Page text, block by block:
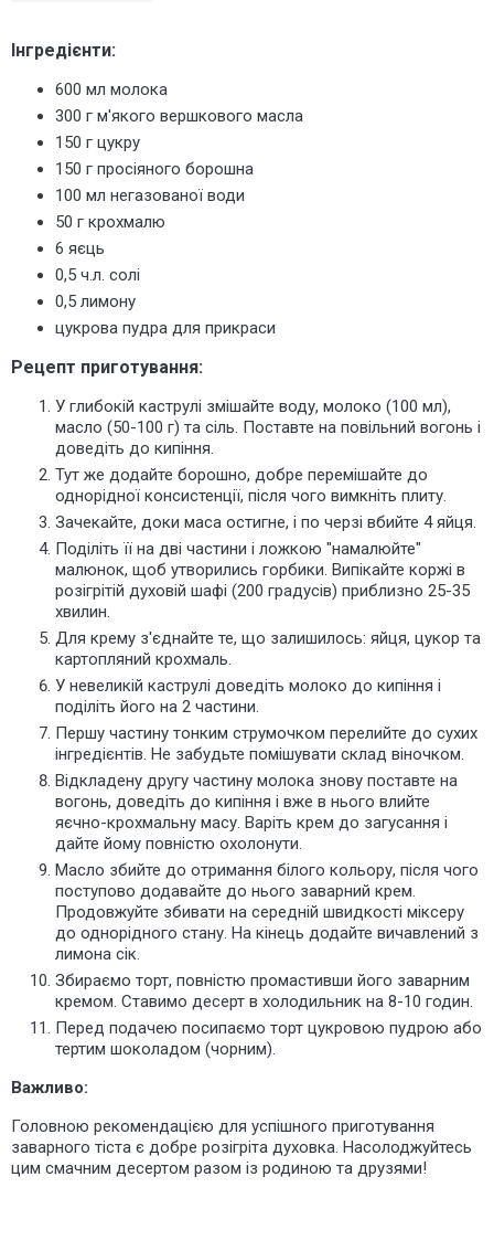
Інгредієнти:
600 мл молока
300 г м'якого вершкового масла
150 г цукру
150 г просіяного борошна
100 мл негазованої води
50 г крохмалю
6 яєць
0,5 ч.л. солі
0,5 лимону
цукрова пудра для прикраси
Рецепт приготування:
У глибокій каструлі змішайте воду, молоко (100 мл),
масло (50-100 г) та сіль. Поставте на повільний вогонь і
доведіть до кипіння.
Тут же додайте борошно, добре перемішайте до
однорідної консистенції, після чого вимкніть плиту.
Зачекайте, доки маса остигне, і по черзі вбийте 4 яйця.
Поділіть її на дві частини і ложкою "намалюйте"
малюнок, щоб утворились горбики. Випікайте коржі в
розігрітій духовій шафі (200 градусів) приблизно 25-35
хвилин.
Для крему з'єднайте те, що залишилось: яйця, цукор та
картопляний крохмаль.
У невеликій каструлі доведіть молоко до кипіння і
поділіть його на 2 частини.
Першу частину тонким струмочком перелийте до сухих
інгредієнтів. Не забудьте помішувати склад віночком.
Відкладену другу частину молока знову поставте на
вогонь, доведіть до кипіння і вже в нього влийте
яєчно-крохмальну масу. Варіть крем до загусання і
дайте йому повністю охолонути.
Масло збийте до отримання білого кольору, після чого
поступово додавайте до нього заварний крем.
Продовжуйте збивати на середній швидкості міксеру
до однорідного стану. На кінець додайте вичавлений з
лимона сік.
Збираємо торт, повністю промастивши його заварним
кремом. Ставимо десерт в холодильник на 8-10 годин.
Перед подачею посипаємо торт цукровою пудрою або
тертим шоколадом (чорним).
Важливо:
Головною рекомендацією для успішного приготування
заварного тіста є добре розігріта духовка. Насолоджуйтесь
цим смачним десертом разом із родиною та друзями!